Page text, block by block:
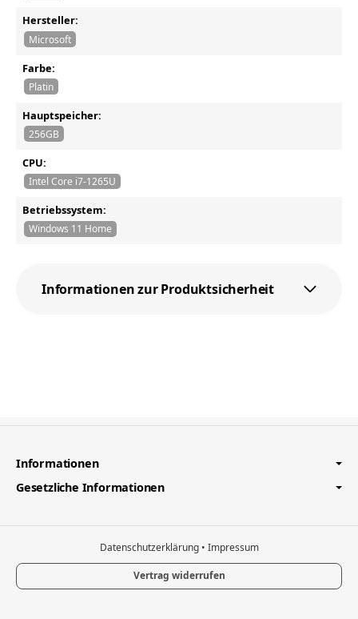
Hersteller:
Microsoft
Farbe:
Platin
Hauptspeicher:
256GB
CPU:
Intel Core i7-1265U
Betriebssystem:
Windows 11 Home
Informationen zur Produktsicherheit
Informationen
Gesetzliche Informationen
Datenschutzerklärung • Impressum
Vertrag widerrufen